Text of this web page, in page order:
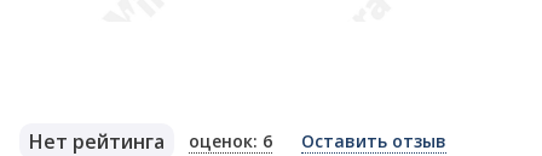
Нет рейтинга оценок: 6 Оставить отзыв